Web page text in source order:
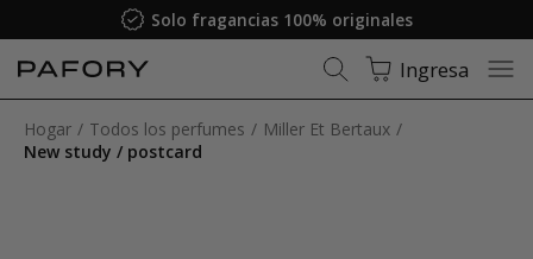
Solo fragancias 100% originales
Ingresa
Hogar Todos los perfumes
Miller Et Bertaux
New study / postcard